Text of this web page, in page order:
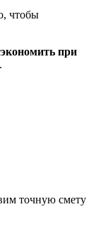
чтобы
при
точную смету